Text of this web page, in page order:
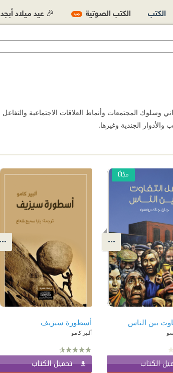
والأدوار الجندية وغيرها.
بين الناس
الكتاب
مجّانًا
أسطورة سيزيف
ألبير كامو
تحميل الكتاب
الكتب الكتب الصوتية جديد 🎉 عيد ميلاد أبجد